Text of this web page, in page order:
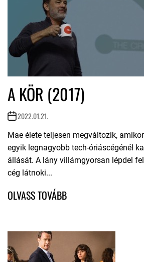
A KÖR (2017)
2022.01.21.
Mae élete teljesen megváltozik,
egyik legnagyobb tech-óriáscégénél
állását. A lány villámgyorsan lépdel
cég látnoki...